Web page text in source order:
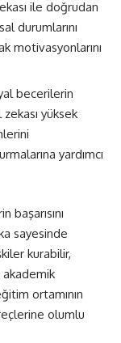
ile doğrudan
durumlarını
motivasyonlarını
becerilerin
yüksek
yardımcı
sayesinde
kurabilir,
akademik
ortamının
olumlu